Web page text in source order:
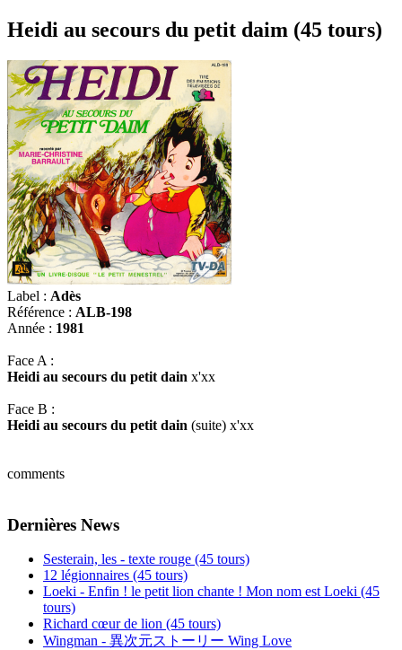
Heidi au secours du petit daim (45 tours)
Label : Adès
Référence : ALB-198
Année : 1981
Face A :
Heidi au secours du petit dain x'xx
Face B :
Heidi au secours du petit dain (suite) x'xx
comments
Dernières News
Sesterain, les - texte rouge (45 tours)
12 légionnaires (45 tours)
Loeki - Enfin ! le petit lion chante ! Mon nom est Loeki (45
tours)
Richard cœur de lion (45 tours)
Wingman - 異次元ストーリー Wing Love